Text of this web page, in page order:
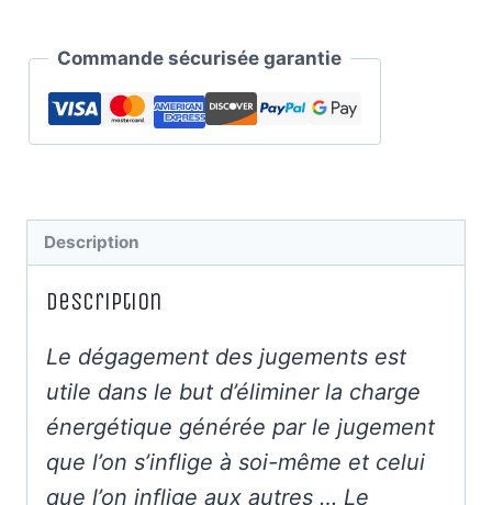
Commande sécurisée garantie
Description
Description
Le dégagement des jugements est
utile dans le but d’éliminer la charge
énergétique générée par le jugement
que l’on s’inflige à soi-même et celui
que l’on inflige aux autres … Le